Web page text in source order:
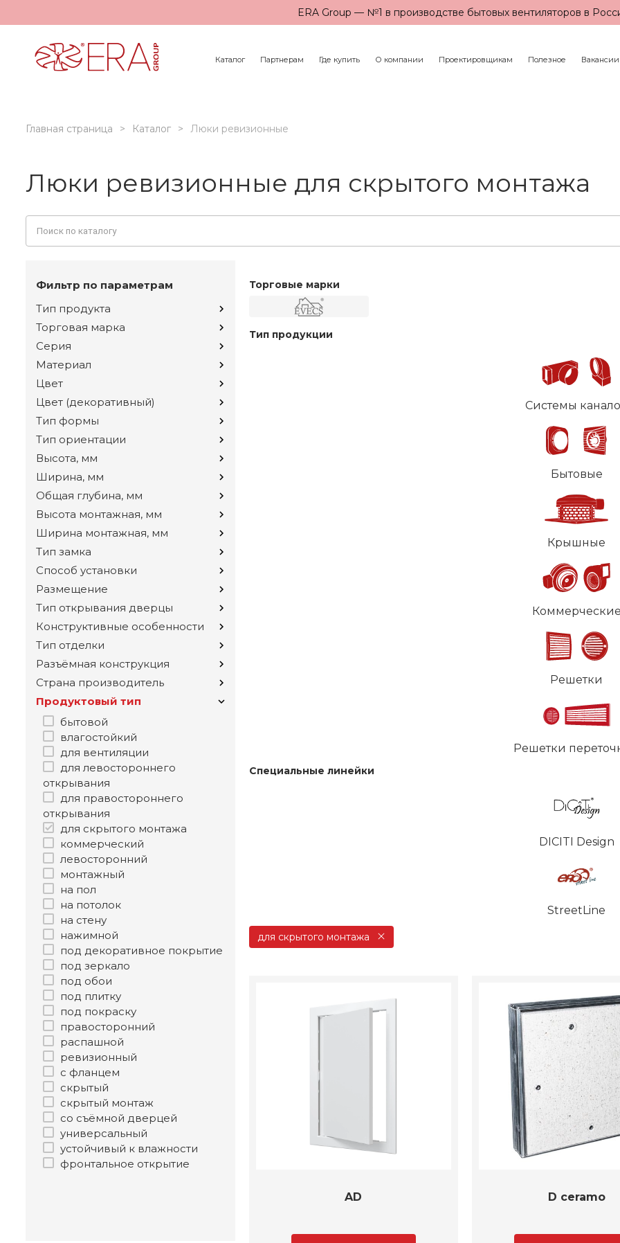
ERA Group — №1 в производстве бытовых вентиляторов в
Каталог Партнерам Где купить О компании Проектировщикам Полезное Вакансии
Главная страница Каталог Люки ревизионные
Люки ревизионные для скрытого монтажа
Фильтр по параметрам
Тип продукта
Торговая марка
Серия
Материал
Цвет
Цвет (декоративный)
Тип формы
Тип ориентации
Высота, мм
Ширина, мм
Общая глубина, мм
Высота монтажная, мм
Ширина монтажная, мм
Тип замка
Способ установки
Размещение
Тип открывания дверцы
Конструктивные особенности
Тип отделки
Разъёмная конструкция
Страна производитель
Продуктовый тип
бытовой
влагостойкий
для вентиляции
для левостороннего
открывания
для правостороннего
открывания
для скрытого монтажа
коммерческий
левосторонний
монтажный
на пол
на потолок
на стену
нажимной
под декоративное покрытие
под зеркало
под обои
под плитку
под покраску
правосторонний
распашной
ревизионный
с фланцем
скрытый
скрытый монтаж
со съёмной дверцей
универсальный
устойчивый к влажности
фронтальное открытие
Торговые марки
Тип продукции
Системы
Бытовые
Крышные
Решетки
Решетки
Специальные линейки
DICITI Design
StreetLine
для скрытого монтажа
AD D ceramo